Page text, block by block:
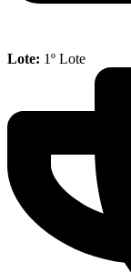
Lote: 1º Lote